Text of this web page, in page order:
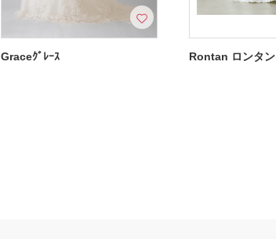
Graceｸﾞﾚｰｽ Rontan ロンタン